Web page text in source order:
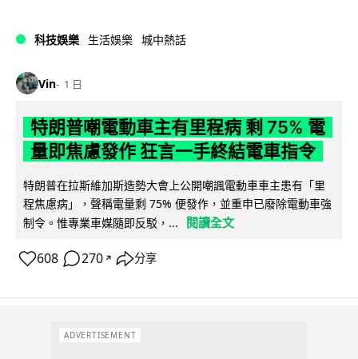
科技娛樂 生活娛樂 城中熱話
Vin 1 日
特朗普嘲電動車主有里程病 剩 75% 電
量即焦慮發作 狂言一手終結電車指令
特朗普在拉斯維加斯造勢大會上公開嘲諷電動車車主患有「里
程焦慮病」，聲稱電量剩 75% 便發作，並重申已廢除電動車強
制令。惟專業車媒隨即反駁，...
閱讀全文
608 270 ↗ 分享
ADVERTISEMENT